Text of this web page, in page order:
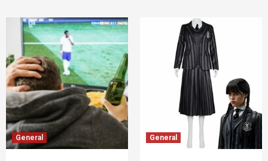
General General